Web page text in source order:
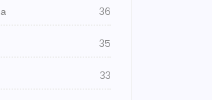
36
35
33